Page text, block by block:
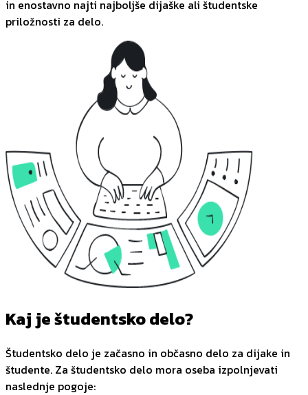
in enostavno najti najboljše dijaške ali študentske
priložnosti za delo.
Kaj je študentsko delo?
Študentsko delo je začasno in občasno delo za dijake in
študente. Za študentsko delo mora oseba izpolnjevati
naslednje pogoje: